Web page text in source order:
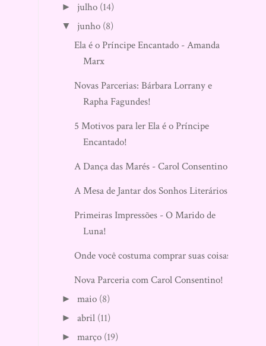
► julho (14)
▼ junho (8)
Ela é o Príncipe Encantado - Amanda
Marx
Novas Parcerias: Bárbara Lorrany e
Rapha Fagundes!
5 Motivos para ler Ela é o Príncipe
Encantado!
A Dança das Marés - Carol Consentino
A Mesa de Jantar dos Sonhos Literários!
Primeiras Impressões - O Marido de
Luna!
Onde você costuma comprar suas coisas?
Nova Parceria com Carol Consentino!
►maio (8)
►abril (11)
►março (19)